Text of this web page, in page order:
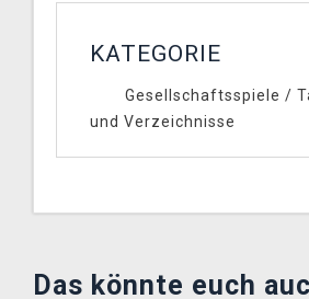
KATEGORIE
Gesellschaftsspiele /
und Verzeichnisse
Das könnte euch